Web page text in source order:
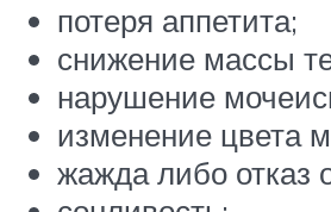
потеря аппетита;
снижение массы
нарушение
изменение цвета
жажда либо отказ